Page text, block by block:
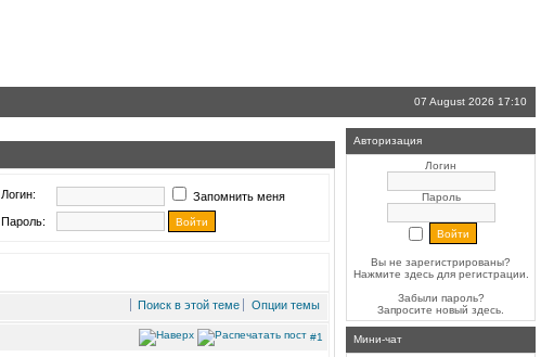
07 August 2026 17:10
Логин:
Запомнить меня
Пароль:
Поиск в этой теме
Опции темы
#1
Авторизация
Логин
Пароль
Вы не зарегистрированы?
Нажмите здесьдля регистрации.
Забыли пароль?
Запросите новый здесь.
Мини-чат